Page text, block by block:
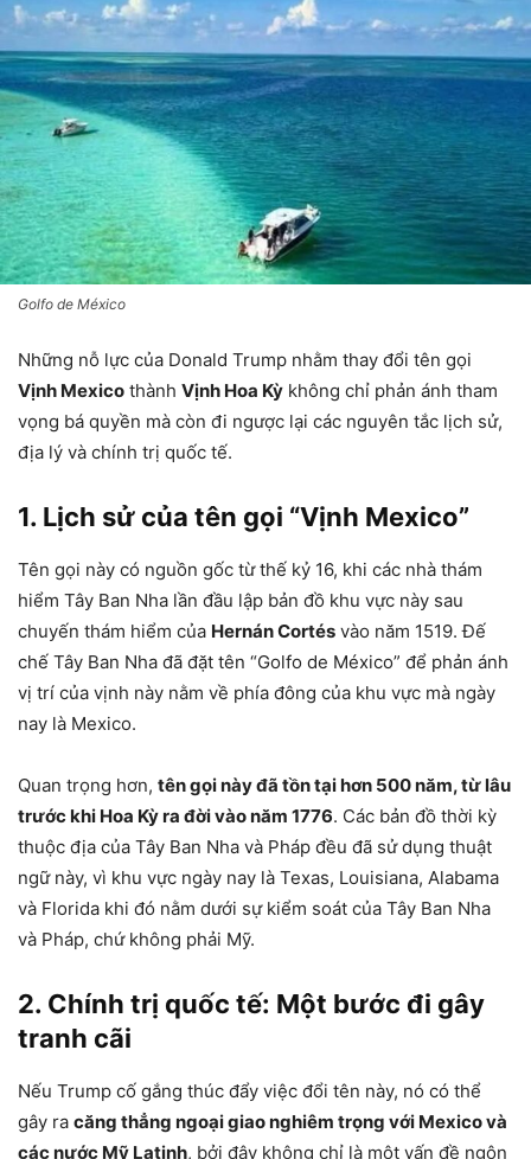
Golfo de México
Những nỗ lực của Donald Trump nhằm thay đổi tên gọi
Vịnh Mexico thành Vịnh Hoa Kỳ không chỉ phản ánh tham
vọng bá quyền mà còn đi ngược lại các nguyên tắc lịch sử,
địa lý và chính trị quốc tế.
1. Lịch sử của tên gọi “Vịnh Mexico”
Tên gọi này có nguồn gốc từ thế kỷ 16, khi các nhà thám
hiểm Tây Ban Nha lần đầu lập bản đồ khu vực này sau
chuyến thám hiểm của Hernán Cortés vào năm 1519. Đế
chế Tây Ban Nha đã đặt tên “Golfo de México” để phản ánh
vị trí của vịnh này nằm về phía đông của khu vực mà ngày
nay là Mexico.
Quan trọng hơn, tên gọi này đã tồn tại hơn 500 năm, từ lâu
trước khi Hoa Kỳ ra đời vào năm 1776. Các bản đồ thời kỳ
thuộc địa của Tây Ban Nha và Pháp đều đã sử dụng thuật
ngữ này, vì khu vực ngày nay là Texas, Louisiana, Alabama
và Florida khi đó nằm dưới sự kiểm soát của Tây Ban Nha
và Pháp, chứ không phải Mỹ.
2. Chính trị quốc tế: Một bước đi gây
tranh cãi
Nếu Trump cố gắng thúc đẩy việc đổi tên này, nó có thể
gây ra căng thẳng ngoại giao nghiêm trọng với Mexico và
các nước Mỹ Latinh, bởi đây không chỉ là một vấn đề ngôn